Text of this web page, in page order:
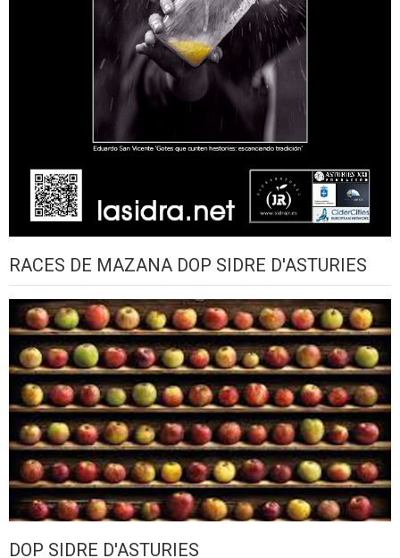
RACES DE MAZANA DOP SIDRE D'ASTURIES
DOP SIDRE D'ASTURIES